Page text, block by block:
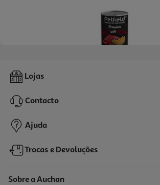
Comida Húmida Cão Petfield Vaca E Melão 400g
2,99 €
Lojas
Contacto
Ajuda
Trocas e Devoluções
Sobre a Auchan